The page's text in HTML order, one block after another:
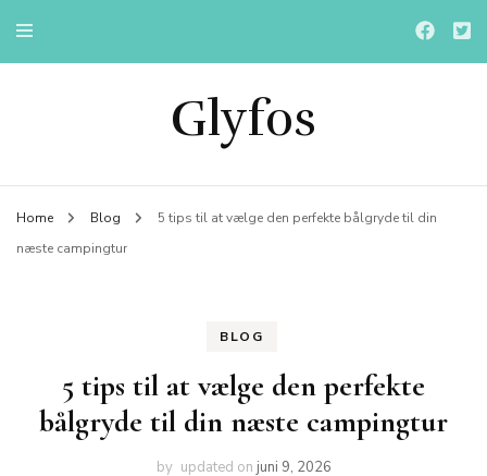
Glyfos
Home Blog
5 tips til at vælge den perfekte bålgryde til din
næste campingtur
BLOG
5 tips til at vælge den perfekte
bålgryde til din næste campingtur
by updated on juni 9, 2026